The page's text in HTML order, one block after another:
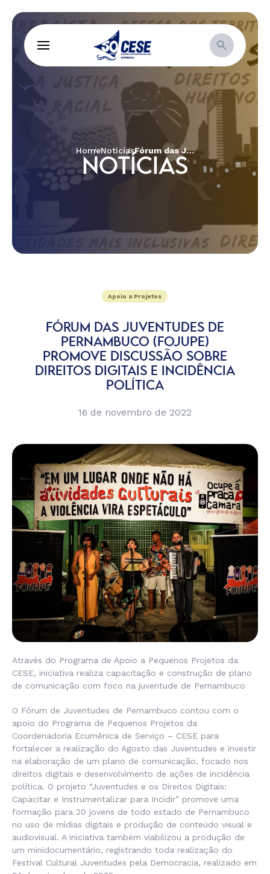
HomeNotícias Fórum das Juventudes de Pernambuco (FOJUPE) promove discussão sobre direitos digitais e incidência política
NOTÍCIAS
Apoio a Projetos
FÓRUM DAS JUVENTUDES DE
PERNAMBUCO (FOJUPE)
PROMOVE DISCUSSÃO SOBRE
DIREITOS DIGITAIS E INCIDÊNCIA
POLÍTICA
16 de novembro de 2022
Através do Programa de Apoio a Pequenos Projetos da
CESE, iniciativa realiza capacitação e construção de plano
de comunicação com foco na juventude de Pernambuco
O Fórum de Juventudes de Pernambuco contou com o
apoio do Programa de Pequenos Projetos da
Coordenadoria Ecumênica de Serviço – CESE para
fortalecer a realização do Agosto das Juventudes e investir
na elaboração de um plano de comunicação, focado nos
direitos digitais e desenvolvimento de ações de incidência
política. O projeto “Juventudes e os Direitos Digitais:
Capacitar e Instrumentalizar para Incidir” promove uma
formação para 20 jovens de todo estado de Pernambuco
no uso de mídias digitais e produção de conteúdo visual e
audiovisual. A iniciativa também viabilizou a produção de
um minidocumentário, registrando toda realização do
Festival Cultural Juventudes pela Democracia, realizado em